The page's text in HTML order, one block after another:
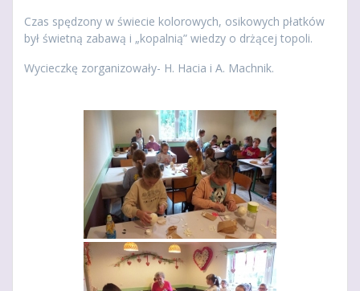
Czas spędzony w świecie kolorowych, osikowych płatków
był świetną zabawą i „kopalnią” wiedzy o drżącej topoli.
Wycieczkę zorganizowały- H. Hacia i A. Machnik.